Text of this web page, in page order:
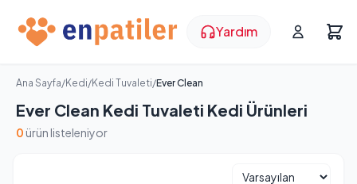
Yardım
Ana Sayfa/Kedi/Kedi Tuvaleti/Ever Clean
Ever Clean Kedi Tuvaleti Kedi Ürünleri
0 ürün listeleniyor